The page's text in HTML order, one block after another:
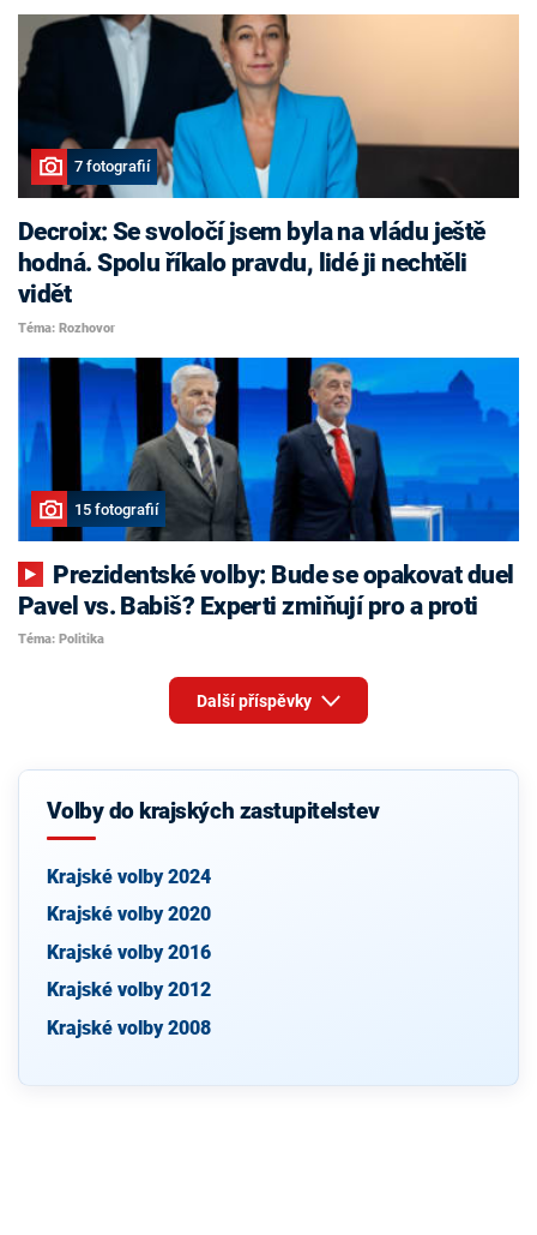
7 fotografií
Decroix: Se svoločí jsem byla na vládu ještě
hodná. Spolu říkalo pravdu, lidé ji nechtěli
vidět
Téma: Rozhovor
15 fotografií
Pavel vs. Babiš? Experti zmiňují pro a proti
Téma: Politika
Další příspěvky
Volby do krajských zastupitelstev
Krajské volby 2024
Krajské volby 2020
Krajské volby 2016
Krajské volby 2012
Krajské volby 2008